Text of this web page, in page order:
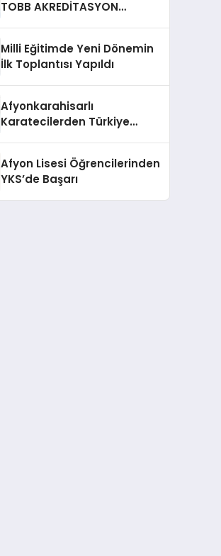
TOBB AKREDİTASYON
Milli Eğitimde Yeni Dönemin
İlk Toplantısı Yapıldı
Afyonkarahisarlı
Karatecilerden Türkiye
Afyon Lisesi Öğrencilerinden
YKS’de Başarı